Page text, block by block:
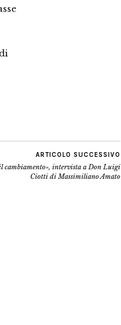
ARTICOLO SUCCESSIVO
cambiamento», intervista a Don Luigi
Ciotti di Massimiliano Amato